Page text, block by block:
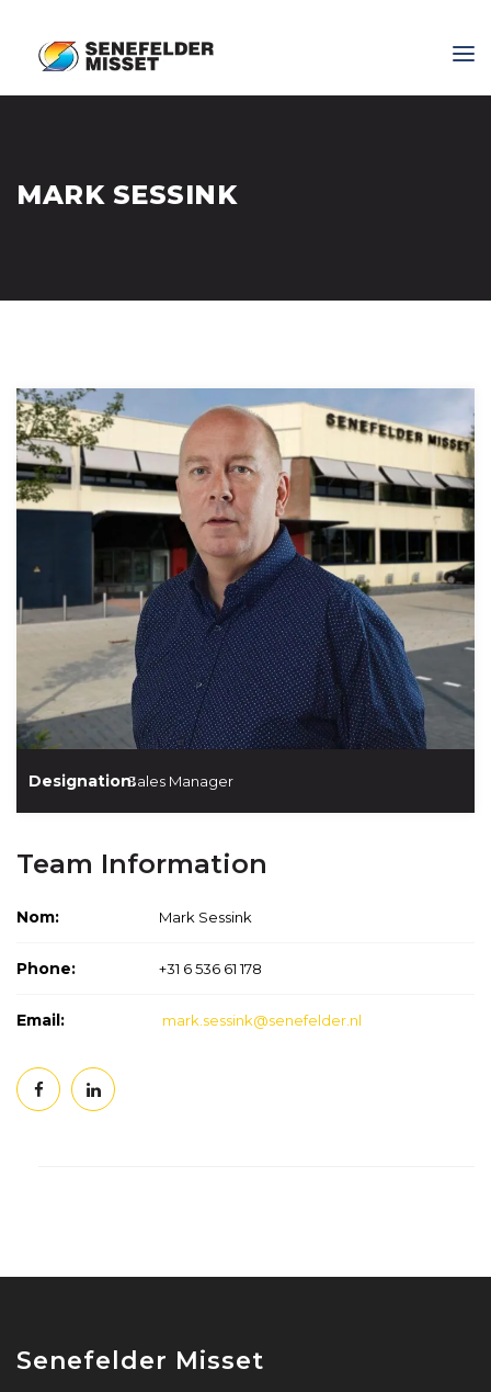
MARK SESSINK
Designation:Sales Manager
Team Information
Nom: Mark Sessink
Phone: +31 6 536 61 178
Email: mark.sessink@senefelder.nl
Senefelder Misset